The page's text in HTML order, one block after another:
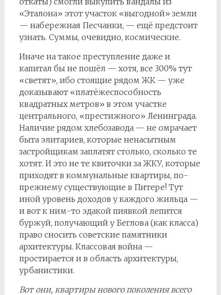
«Эталона» этот участок «выгодной» земли
— набережная Песчанки, — ещё предстоит
узнать. Суммы, очевидно, космические.
Иначе на такое преступление даже и
капитал бы не пошёл — хотя, все 300% тут
«светят», ибо стоящие рядом ЖК — уже
доказывают «платёжеспособность
квадратных метров» в этом участке
центрального, «престижного» Ленинграда.
Наличие рядом хлебозавода — не омрачает
быта элитариев, которые ненасытным
застройщикам заплатят столько, сколько те
хотят. И это не те квиточки за ЖКУ, которые
приходят в коммунальные квартиры, по-
прежнему существующие в Питере! Тут
иной уровень доходов у каждого жильца —
и вот к ним-то эдакой пиявкой лепится
буржуй, получающий у Беглова (как класса)
право сносить советские памятники
архитектуры. Классовая война —
простирается и в область архитектуры,
урбанистики.
Вот они, квартиры нового поколения всего